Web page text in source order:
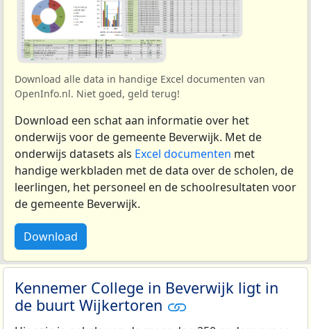
Download alle data in handige Excel documenten van
OpenInfo.nl. Niet goed, geld terug!
Download een schat aan informatie over het
onderwijs voor de gemeente Beverwijk. Met de
onderwijs datasets als Excel documenten met
handige werkbladen met de data over de scholen, de
leerlingen, het personeel en de schoolresultaten voor
de gemeente Beverwijk.
Download
Kennemer College in Beverwijk ligt in
de buurt Wijkertoren